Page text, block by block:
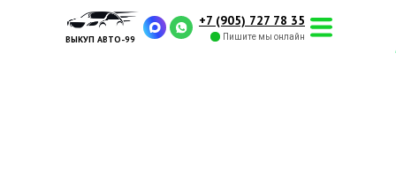
ВЫКУП АВТО-99
+7 (905) 727 78 35
Пишите мы онлайн